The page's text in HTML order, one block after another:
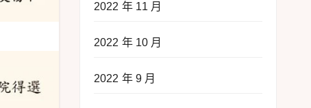
2022 年 11 月
2022 年 10 月
2022 年 9 月